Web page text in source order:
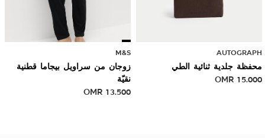
AUTOGRAPH
محفظة جلدية ثنائية الطي
OMR 15.000
M&S
زوجان من سراويل بيجاما قطنية
نقيّة
OMR 13.500